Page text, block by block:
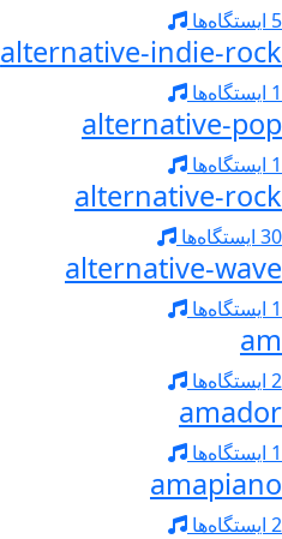
5 ایستگاه‌ها
alternative-indie-rock
1 ایستگاه‌ها
alternative-pop
1 ایستگاه‌ها
alternative-rock
30 ایستگاه‌ها
alternative-wave
1 ایستگاه‌ها
am
2 ایستگاه‌ها
amador
1 ایستگاه‌ها
amapiano
2 ایستگاه‌ها